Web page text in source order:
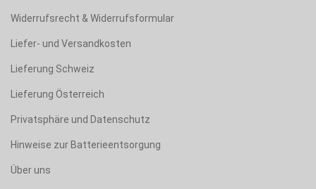
Widerrufsrecht & Widerrufsformular
Liefer- und Versandkosten
Lieferung Schweiz
Lieferung Österreich
Privatsphäre und Datenschutz
Hinweise zur Batterieentsorgung
Über uns